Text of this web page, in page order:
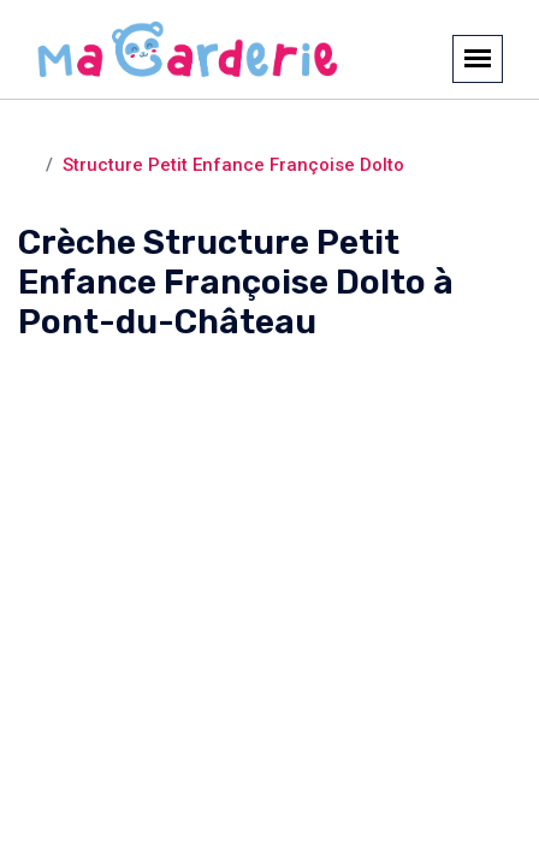
Structure Petit Enfance Françoise Dolto
Crèche Structure Petit
Enfance Françoise Dolto à
Pont-du-Château